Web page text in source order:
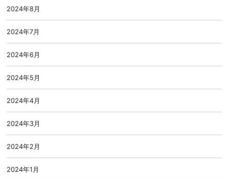
2024年8月
2024年7月
2024年6月
2024年5月
2024年4月
2024年3月
2024年2月
2024年1月